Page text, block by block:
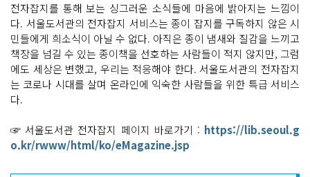
전자잡지를 통해 보는 싱그러운 소식들에 마음에 밝아지는 느낌이
다. 서울도서관의 전자잡지 서비스는 종이 잡지를 구독하지 않은 시
민들에게 희소식이 아닐 수 없다. 아직은 종이 냄새와 질감을 느끼고
책장을 넘길 수 있는 종이책을 선호하는 사람들이 적지 않지만, 그럼
에도 세상은 변했고, 우리는 적응해야 한다. 서울도서관의 전자잡지
는 코로나 시대를 살며 온라인에 익숙한 사람들을 위한 특급 서비스
다.
☞ 서울도서관 전자잡지 페이지 바로가기 : https://lib.seoul.g
o.kr/rwww/html/ko/eMagazine.jsp